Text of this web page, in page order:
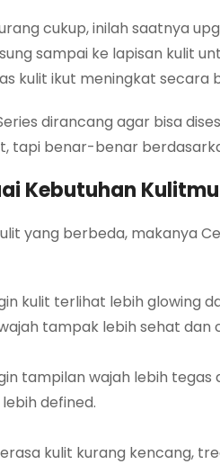
cukup, inilah saatnya
sampai ke lapisan kulit
kulit ikut meningkat secara
dirancang agar bisa
tapi benar-benar
Kebutuhan Kulitmu
yang berbeda, makanya
kulit terlihat lebih glowing
tampak lebih sehat dan
tampilan wajah lebih
defined.
kulit kurang kencang,